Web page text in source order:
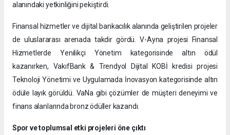
alanındaki yetkinliğini pekiştirdi.
Finansal hizmetler ve dijital bankacılık alanında geliştirilen projeler
de uluslararası arenada takdir gördü. V-Ayna projesi Finansal
Hizmetlerde Yenilikçi Yönetim kategorisinde altın ödül
kazanırken, VakıfBank & Trendyol Dijital KOBİ kredisi projesi
Teknoloji Yönetimi ve Uygulamada İnovasyon kategorisinde altın
ödüle layık görüldü. VaNa gibi çözümler de müşteri deneyimi ve
finans alanlarında bronz ödüller kazandı.
Spor ve toplumsal etki projeleri öne çıktı